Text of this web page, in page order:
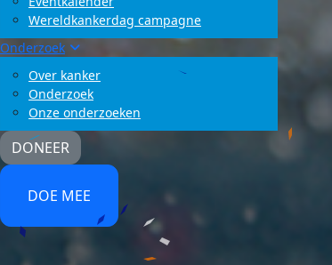
Wereldkankerdag campagne
Onderzoek
Over kanker
Onderzoek
Onze onderzoeken
DONEER
DOE MEE